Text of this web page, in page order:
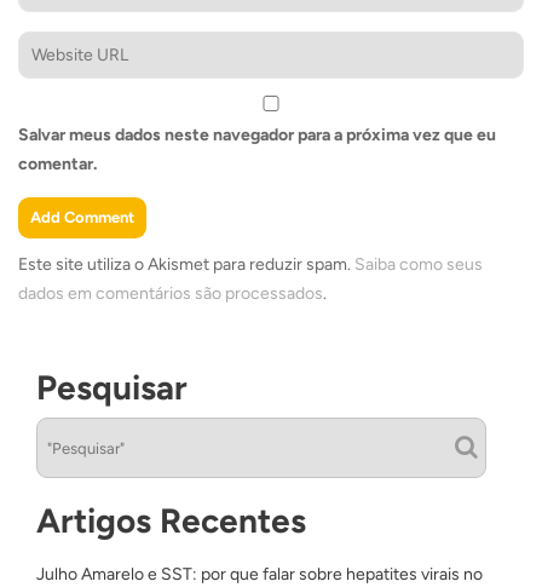
Salvar meus dados neste navegador para a próxima vez que eu
comentar.
Este site utiliza o Akismet para reduzir spam. Saiba como seus
dados em comentários são processados.
Pesquisar
Artigos Recentes
Julho Amarelo e SST: por que falar sobre hepatites virais no